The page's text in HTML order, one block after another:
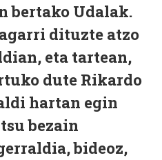
bertako Udalak.
dituzte atzo
eta tartean,
dute Rikardo
hartan egin
bezain
bideoz,